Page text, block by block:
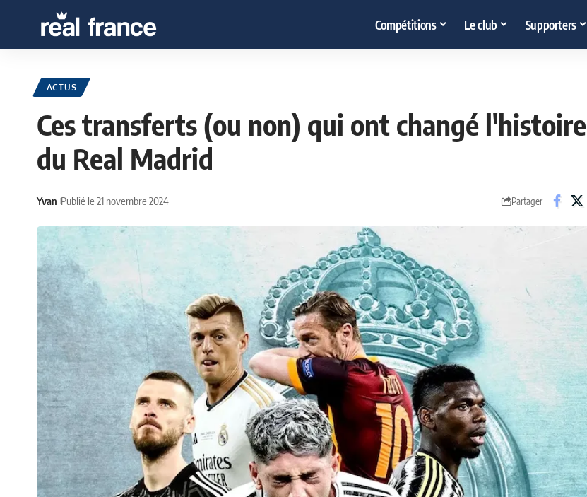
Compétitions Le club Supporters
ACTUS
Ces transferts (ou non) qui ont changé l'histoire
du Real Madrid
Yvan Publié le 21 novembre 2024 Partager